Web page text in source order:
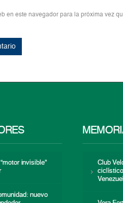
en este navegador para la próxima vez
invisible”
nuevo
Club